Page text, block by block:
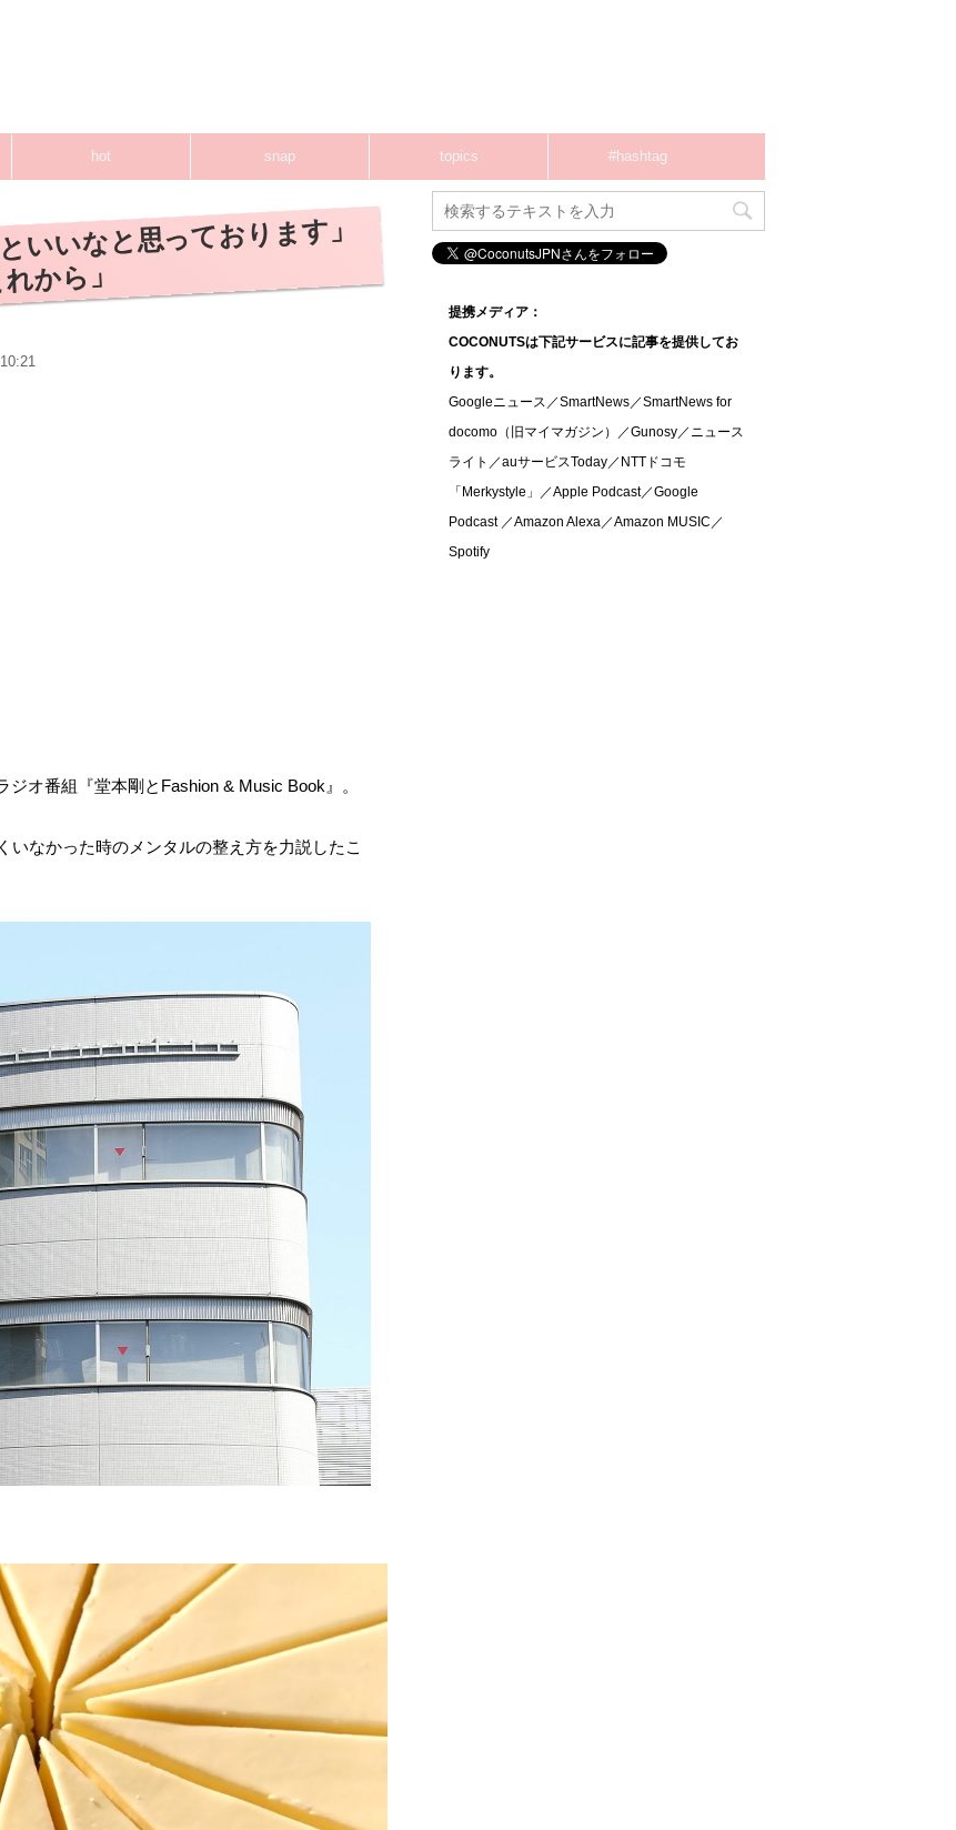
hot snap topics #hashtag
いなと思っております」
から」
オ番組『堂本剛とFashion & Music Book』。
いなかった時のメンタルの整え方を力説したこ
提携メディア：
COCONUTSは下記サービスに記事を提供してお
ります。
Googleニュース／SmartNews／SmartNews for
docomo（旧マイマガジン）／Gunosy／ニュース
ライト／auサービスToday／NTTドコモ
「Merkystyle」／Apple Podcast／Google
Podcast ／Amazon Alexa／Amazon MUSIC／
Spotify